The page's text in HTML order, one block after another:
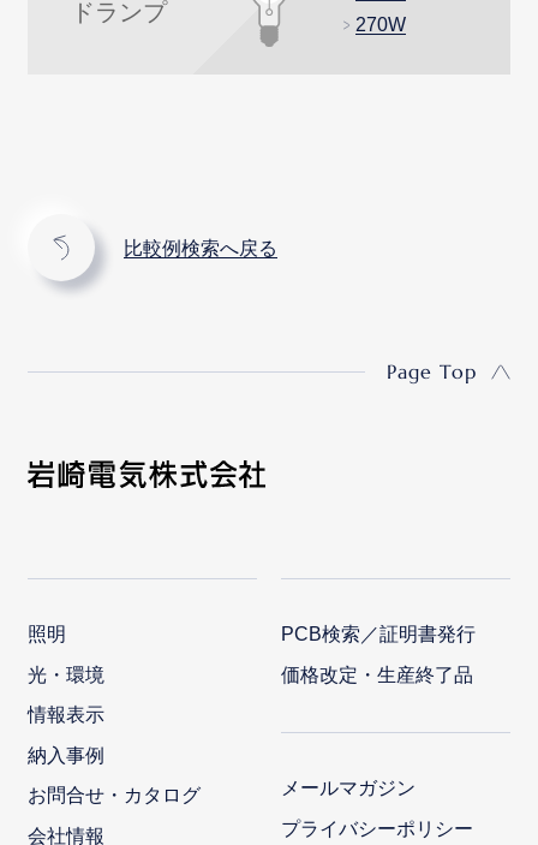
ド ランプ
270W
比較例検索へ戻る
Page Top
照明
光・環境
情報表示
納入事例
お問合せ・カタログ
会社情報
PCB検索／証明書発行
価格改定・生産終了品
メールマガジン
プライバシーポリシー